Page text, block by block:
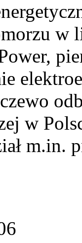
w
w
m.in.